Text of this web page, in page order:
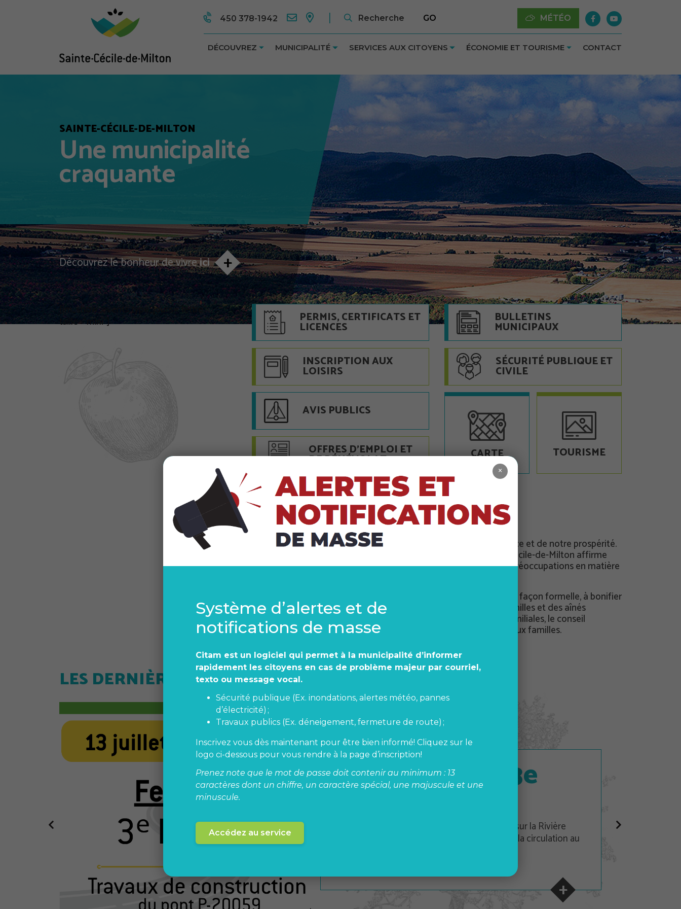
450 378-1942 MÉTÉO
DÉCOUVREZ MUNICIPALITÉ SERVICES AUX CITOYENS ÉCONOMIE ET TOURISME CONTACT
SAINTE-CÉCILE-DE-MILTON
Une municipalité
craquante
Découvrez le bonheur de vivreici +
[lm_show_events type_jours="lettre"
taille="mini"] PERMIS, CERTIFICATS ET
LICENCES
INSCRIPTION AUX
LOISIRS
AVIS PUBLICS
OFFRES D'EMPLOI ET
DE BÉNÉVOLAT
BULLETINS
MUNICIPAUX
SÉCURITÉ PUBLIQUE ET
CIVILE
CARTE TOURISME
PENSER ET AGIR « FAMILLE »
ICI… MOI, JE LE VIS !
Les familles et les aînés sont la pierre angulaire de notre croissance et de notre prospérité.
Par sa politique familiale et des aînés, la Municipalité de Sainte-Cécile-de-Milton affirme
son engagement à mettre la famille et les aînés au cœur de ses préoccupations en matière
Le conseil municipal de Sainte-Cécile-de-Milton s’engage ainsi, de façon formelle, à bonifier
les actions stratégiques qui amélioreront la qualité de vie des familles et des aînés
miltonnais. Dans l’instauration d’une municipalité aux couleurs familiales, le conseil
municipal accorde beaucoup d’importance à la fois aux aînés et aux familles.
LES DERNIÈRES actualités
Fermeture du 3e
Rang Est
🚧 Avis de travaux – Travaux au pont P-06973 sur la Rivière
Mawcook Le chemin 3e Rang Est sera fermé à la circulation au
+
×
Système d’alertes et de
notifications de masse
Citam est un logiciel qui permet à la municipalité d’informer
rapidement les citoyens en cas de problème majeur par courriel,
texto ou message vocal.
Sécurité publique (Ex. inondations, alertes météo, pannes
d’électricité) ;
Travaux publics (Ex. déneigement, fermeture de route) ;
Inscrivez vous dès maintenant pour être bien informé! Cliquez sur le
logo ci-dessous pour vous rendre à la page d’inscription!
Prenez note que le mot de passe doit contenir au minimum : 13
caractères dont un chiffre, un caractère spécial, une majuscule et une
minuscule.
Accédez au service